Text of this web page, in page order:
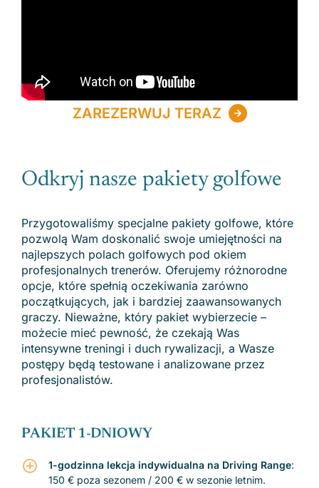
ZAREZERWUJ TERAZ
Odkryj nasze pakiety golfowe
Przygotowaliśmy specjalne pakiety golfowe, które
pozwolą Wam doskonalić swoje umiejętności na
najlepszych polach golfowych pod okiem
profesjonalnych trenerów. Oferujemy różnorodne
opcje, które spełnią oczekiwania zarówno
początkujących, jak i bardziej zaawansowanych
graczy. Nieważne, który pakiet wybierzecie –
możecie mieć pewność, że czekają Was
intensywne treningi i duch rywalizacji, a Wasze
postępy będą testowane i analizowane przez
profesjonalistów.
PAKIET 1-DNIOWY
1-godzinna lekcja indywidualna na Driving Range:
150 € poza sezonem / 200 € w sezonie letnim.